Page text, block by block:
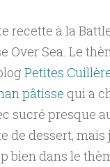
recette à la
Over Sea. Le
Petites
pâtisse qui a
sucré presque
de dessert,
bien dans le